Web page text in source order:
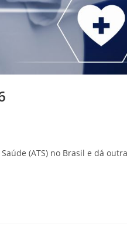
(ATS) no Brasil e dá